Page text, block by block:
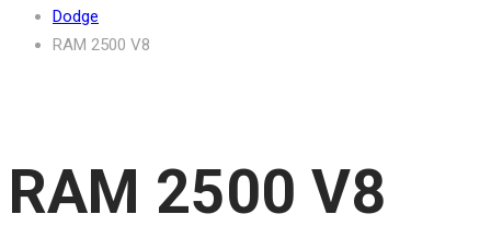
Dodge
RAM 2500 V8
RAM 2500 V8